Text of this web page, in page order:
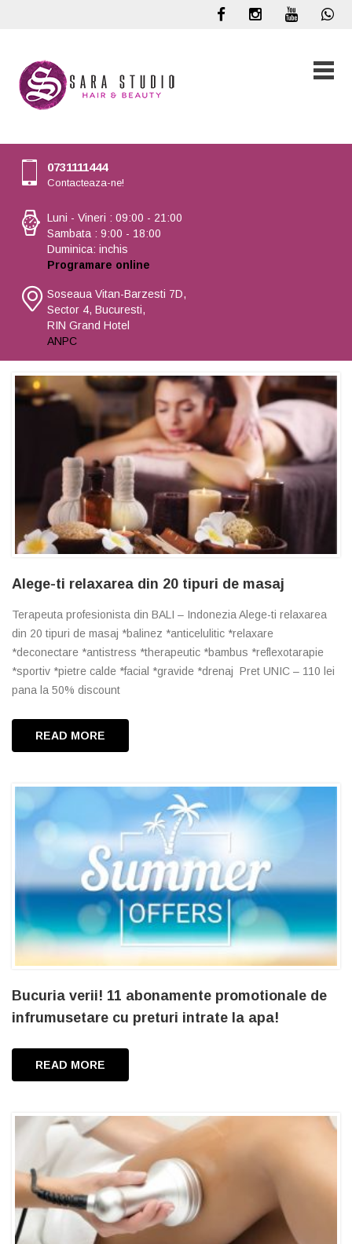
0731111444
Contacteaza-ne!
Luni - Vineri : 09:00 - 21:00
Sambata : 9:00 - 18:00
Duminica: inchis
Programare online
Soseaua Vitan-Barzesti 7D,
Sector 4, Bucuresti,
RIN Grand Hotel
ANPC
Alege-ti relaxarea din 20 tipuri de masaj
Terapeuta profesionista din BALI – Indonezia Alege-ti relaxarea
din 20 tipuri de masaj *balinez *anticelulitic *relaxare
*deconectare *antistress *therapeutic *bambus *reflexotarapie
*sportiv *pietre calde *facial *gravide *drenaj Pret UNIC – 110 lei
pana la 50% discount
READ MORE
Bucuria verii! 11 abonamente promotionale de
infrumusetare cu preturi intrate la apa!
READ MORE